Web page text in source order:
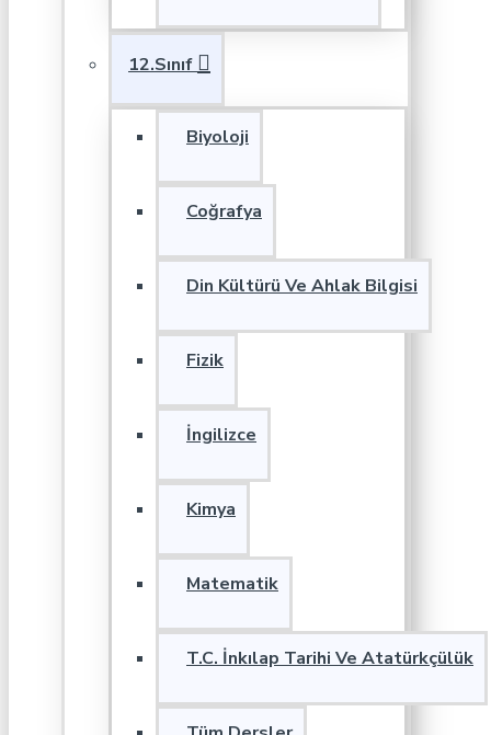
12.Sınıf
Biyoloji
Coğrafya
Din Kültürü Ve Ahlak Bilgisi
Fizik
İngilizce
Kimya
Matematik
T.C. İnkılap Tarihi Ve Atatürkçülük